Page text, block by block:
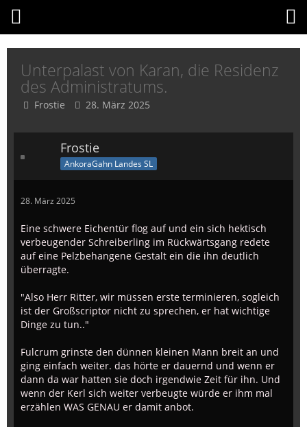
Unterpalast von Karan, die Residenz
des Administratums.
Frostie 28. März 2025
Frostie
AnkoraGahn Landes SL
28. März 2025
Eine schwere Eichentür flog auf und ein sich hektisch
verbeugender Schreiberling im Rückwärtsgang redete
auf eine Pelzbehangene Gestalt ein die ihn deutlich
überragte.
"Also Herr Ritter, wir müssen erste terminieren, sogleich
ist der Großscriptor nicht zu sprechen, er hat wichtige
Dinge zu tun.."
Fulcrum grinste den dünnen kleinen Mann breit an und
ging einfach weiter. das hörte er dauernd und wenn er
dann da war hatten sie doch irgendwie Zeit für ihn. Und
wenn der Kerl sich weiter verbeugte würde er ihm mal
erzählen WAS GENAU er damit anbot.